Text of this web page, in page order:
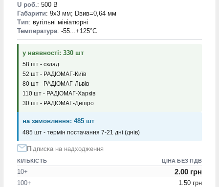
U роб.: 500 В
Габарити: 9х3 мм; Dвив=0,64 мм
Тип: вугільні мініатюрні
Температура: -55...+125°С
у наявності: 330 шт
58 шт - склад
52 шт - РАДІОМАГ-Київ
80 шт - РАДІОМАГ-Львів
110 шт - РАДІОМАГ-Харків
30 шт - РАДІОМАГ-Дніпро
на замовлення: 485 шт
485 шт - термін постачання 7-21 дні (днів)
Підписка на надходження
КІЛЬКІСТЬ ЦІНА БЕЗ ПДВ
10+ 2.00 грн
100+
1.50 грн